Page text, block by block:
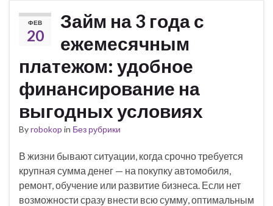
ФЕВ
20
Займ на 3 года с
ежемесячным
платежом: удобное
финансирование на
выгодных условиях
Byrobokop in Без рубрики
В жизни бывают ситуации, когда срочно требуется
крупная сумма денег — на покупку автомобиля,
ремонт, обучение или развитие бизнеса. Если нет
возможности сразу внести всю сумму, оптимальным